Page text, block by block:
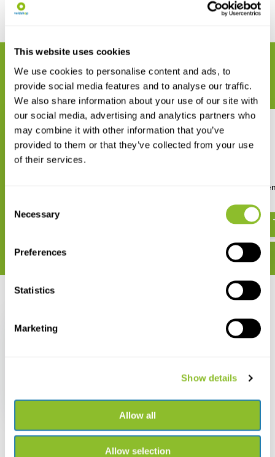
This website uses cookies
We use cookies to personalise content and ads, to
provide social media features and to analyse our traffic.
We also share information about your use of our site with
our social media, advertising and analytics partners who
may combine it with other information that you’ve
provided to them or that they’ve collected from your use
of their services.
Selection
Necessary
Preferences
Statistics
Marketing
Show details
Allow all
Allow selection
VERWANDTE PRODUKTE
Vervollständigen Sie Ihre Bestellung
€ 2,99
€ 2,99